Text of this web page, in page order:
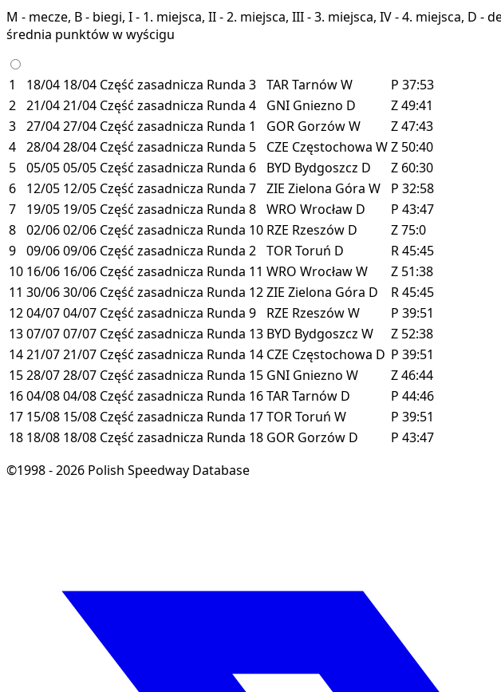
M - mecze, B - biegi, I - 1. miejsca, II - 2. miejsca, III - 3. miejsca, IV - 4. miejsca, D
średnia punktów w wyścigu
1 18/04 18/04 Część zasadnicza Runda 3 TARTarnówW P 37:53
2 21/0421/04 Część zasadnicza Runda 4 GNI Gniezno D Z49:41
3 27/0427/04 Część zasadnicza Runda 1 GOR GorzówW Z47:43
4 28/0428/04 Część zasadnicza Runda 5 CZE Częstochowa WZ 50:40
5 05/0505/05 Część zasadnicza Runda 6 BYD Bydgoszcz D Z 60:30
6
12/05 12/05 Część zasadnicza Runda 7 ZIE Zielona Góra W P 32:58
7
19/05 19/05 Część zasadnicza Runda 8 WRO Wrocław D P 43:47
8 02/0602/06 Część zasadnicza Runda 10 RZE Rzeszów D Z75:0
9 09/0609/06 Część zasadnicza Runda 2 TORToruń D R45:45
10 16/06 16/06 Część zasadnicza Runda 11 WRO WrocławW Z 51:38
11 30/0630/06 Część zasadnicza Runda 12ZIE Zielona Góra D R45:45
1204/0704/07 Część zasadnicza Runda 9 RZE RzeszówW P 39:51
1307/0707/07 Część zasadnicza Runda 13 BYD Bydgoszcz W Z 52:38
1421/0721/07 Część zasadnicza Runda 14 CZE Częstochowa D P 39:51
1528/0728/07 Część zasadnicza Runda 15 GNI Gniezno W Z46:44
1604/0804/08 Część zasadnicza Runda 16TARTarnów D P 44:46
17 15/08 15/08 Część zasadnicza Runda 17TORToruń W P 39:51
18 18/08 18/08 Część zasadnicza Runda 18 GOR Gorzów D P 43:47
©1998 - 2026 Polish Speedway Database